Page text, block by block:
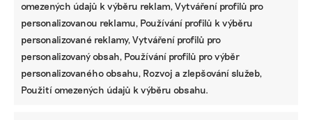
omezených údajů k výběru reklam, Vytváření profilů pro
personalizovanou reklamu, Používání profilů k výběru
personalizované reklamy, Vytváření profilů pro
personalizovaný obsah, Používání profilů pro výběr
personalizovaného obsahu, Rozvoj a zlepšování služeb,
Použití omezených údajů k výběru obsahu.